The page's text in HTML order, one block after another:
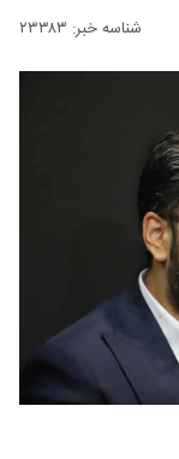
شناسه خبر: ۲۳۳۸۳